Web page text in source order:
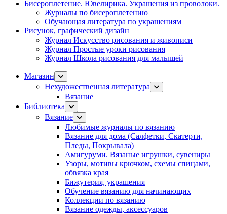
Бисероплетение. Ювелирика. Украшения из проволоки.
Журналы по бисероплетению
Обучающая литература по украшениям
Рисунок, графический дизайн
Журнал Искусство рисования и живописи
Журнал Простые уроки рисования
Журнал Школа рисования для малышей
Магазин
Нехудожественная литература
Вязание
Библиотека
Вязание
Любимые журналы по вязанию
Вязание для дома (Салфетки, Скатерти,
Пледы, Покрывала)
Амигуруми. Вязаные игрушки, сувениры
Узоры, мотивы крючком, схемы спицами,
обвязка края
Бижутерия, украшения
Обучение вязанию для начинающих
Коллекции по вязанию
Вязание одежды, аксессуаров